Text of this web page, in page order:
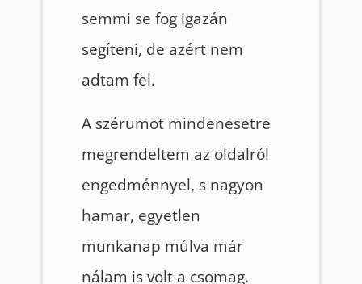
semmi se fog igazán
segíteni, de azért nem
adtam fel.
A szérumot mindenesetre
megrendeltem az oldalról
engedménnyel, s nagyon
hamar, egyetlen
munkanap múlva már
nálam is volt a csomag.